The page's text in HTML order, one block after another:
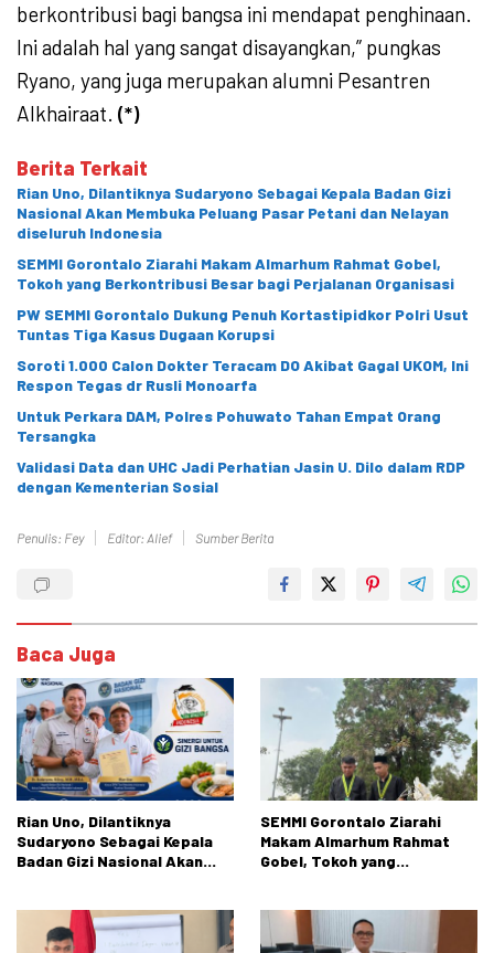
berkontribusi bagi bangsa ini mendapat penghinaan.
Ini adalah hal yang sangat disayangkan,” pungkas
Ryano, yang juga merupakan alumni Pesantren
Alkhairaat. (*)
Berita Terkait
Rian Uno, Dilantiknya Sudaryono Sebagai Kepala Badan Gizi
Nasional Akan Membuka Peluang Pasar Petani dan Nelayan
diseluruh Indonesia
SEMMI Gorontalo Ziarahi Makam Almarhum Rahmat Gobel,
Tokoh yang Berkontribusi Besar bagi Perjalanan Organisasi
PW SEMMI Gorontalo Dukung Penuh Kortastipidkor Polri Usut
Tuntas Tiga Kasus Dugaan Korupsi
Soroti 1.000 Calon Dokter Teracam DO Akibat Gagal UKOM, Ini
Respon Tegas dr Rusli Monoarfa
Untuk Perkara DAM, Polres Pohuwato Tahan Empat Orang
Tersangka
Validasi Data dan UHC Jadi Perhatian Jasin U. Dilo dalam RDP
dengan Kementerian Sosial
Penulis: Fey Editor: Alief Sumber Berita
Baca Juga
Rian Uno, Dilantiknya
Sudaryono Sebagai Kepala
Badan Gizi Nasional Akan
Indonesia
SEMMI Gorontalo Ziarahi
Makam Almarhum Rahmat
Gobel, Tokoh yang